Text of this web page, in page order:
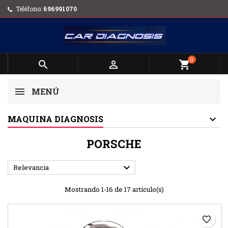
Teléfono: 696991070
  shopping_cart0
MENÚ
MAQUINA DIAGNOSIS
PORSCHE
Relevancia 
Mostrando 1-16 de 17 artículo(s)
favorite_border